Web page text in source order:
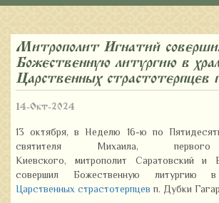
Митрополит Игнатий
Божественную литургию в
Царственных страстотерпцев
14-Окт-2024
13 октября, в Неделю 16-ю по
святителя Михаила, первого
Киевского, митрополит Саратовский и
совершил Божественную литургию
Царственных страстотерпцев п. Дубки